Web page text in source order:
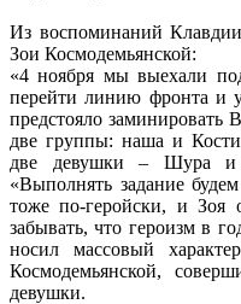
Из воспоминаний
Зои Космодемьянской:
«4 ноября мы выехали
перейти линию фронта и
предстояло заминировать
две группы: наша и
две девушки – Шура и
«Выполнять задание
тоже по-геройски, и Зоя
забывать, что героизм в
носил массовый
Космодемьянской,
девушки.